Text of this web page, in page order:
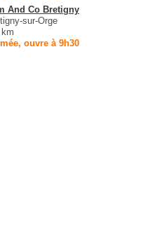
And Co Bretigny
sur-Orge
ouvre à 9h30